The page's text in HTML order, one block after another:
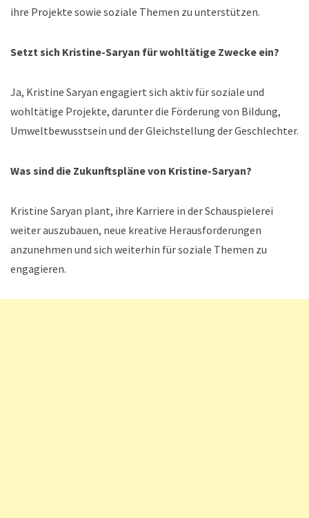
ihre Projekte sowie soziale Themen zu unterstützen.
Setzt sich Kristine-Saryan für wohltätige Zwecke ein?
Ja, Kristine Saryan engagiert sich aktiv für soziale und
wohltätige Projekte, darunter die Förderung von Bildung,
Umweltbewusstsein und der Gleichstellung der Geschlechter.
Was sind die Zukunftspläne von Kristine-Saryan?
Kristine Saryan plant, ihre Karriere in der Schauspielerei
weiter auszubauen, neue kreative Herausforderungen
anzunehmen und sich weiterhin für soziale Themen zu
engagieren.